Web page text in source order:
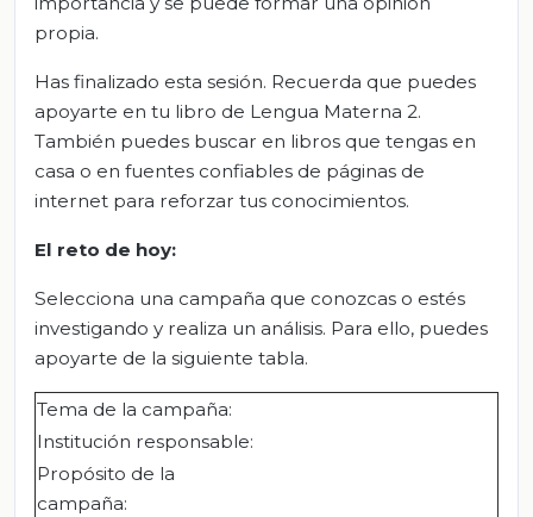
propia.
Has finalizado esta sesión. Recuerda que puedes
apoyarte en tu libro de Lengua Materna 2.
También puedes buscar en libros que tengas en
casa o en fuentes confiables de páginas de
internet para reforzar tus conocimientos.
El reto de hoy:
Selecciona una campaña que conozcas o estés
investigando y realiza un análisis. Para ello, puedes
apoyarte de la siguiente tabla.
Tema de la campaña:
Institución responsable:
Propósito de la
campaña: